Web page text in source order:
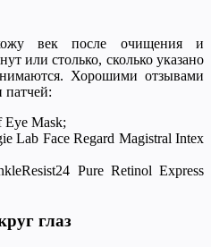
век после очищения и
или столько, сколько указано
Хорошими отзывами
патчей:
Eye Mask;
Lab Face Regard Magistral Intex
Pure Retinol Express
глаз